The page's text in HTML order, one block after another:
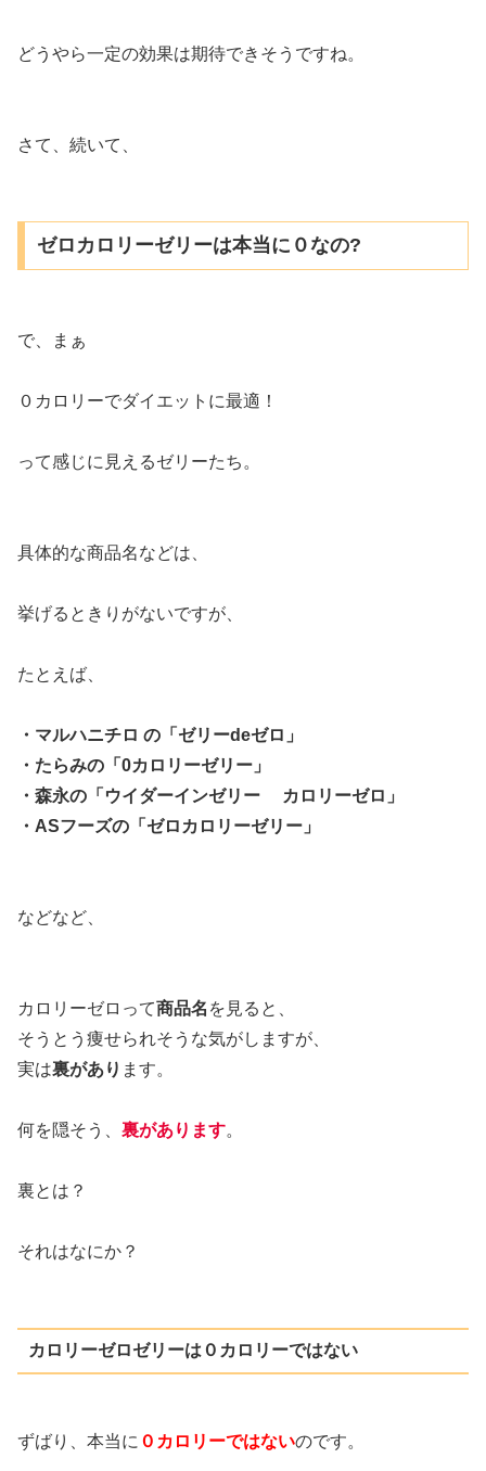
どうやら一定の効果は期待できそうですね。
さて、続いて、
ゼロカロリーゼリーは本当に０なの?
で、まぁ
０カロリーでダイエットに最適！
って感じに見えるゼリーたち。
具体的な商品名などは、
挙げるときりがないですが、
たとえば、
・マルハニチロ の「ゼリーdeゼロ」
・たらみの「0カロリーゼリー」
・森永の「ウイダーインゼリー カロリーゼロ」
・ASフーズの「ゼロカロリーゼリー」
などなど、
カロリーゼロって商品名 を見ると、
そうとう痩せられそうな気がしますが、
実は裏があり ます。
何を隠そう、 裏があります。
裏とは？
それはなにか？
カロリーゼロゼリーは０カロリーではない
ずばり、本当に ０カロリーではないのです。